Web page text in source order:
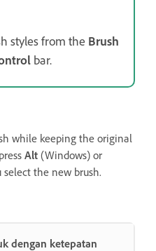
styles from the Brush
bar.
while keeping the original
Alt (Windows) or
select the new brush.
dengan ketepatan